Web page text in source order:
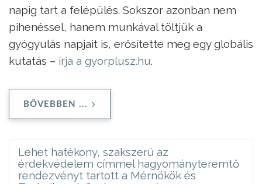
napig tart a felépülés. Sokszor azonban nem
pihenéssel, hanem munkával töltjük a
gyógyulás napjait is, erősítette meg egy globális
kutatás – írja a gyorplusz.hu.
BŐVEBBEN ...
Lehet hatékony, szakszerű az
érdekvédelem címmel hagyományteremtő
rendezvényt tartott a Mérnökök és